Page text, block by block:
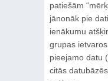
patiešām
jānonāk pie
ienākumu
grupas
pieejamo datu
citās